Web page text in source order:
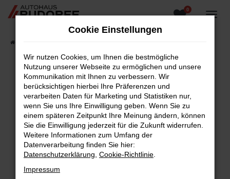
Zum
0
Fehler: Network Error
Beim Laden ist ein Fehler aufgetreten.
Hier sind ein paar Tipps, die dir helfen können:
Überprüfe deine Firewall und deine
Internetverbindung.
Laden andere Webseiten, zum Beispiel deine
Suchmaschine?
Cookie Einstellungen
Wir nutzen Cookies, um Ihnen die bestmögliche
Nutzung unserer Webseite zu ermöglichen und unsere
Kommunikation mit Ihnen zu verbessern. Wir
berücksichtigen hierbei Ihre Präferenzen und
verarbeiten Daten für Marketing und Statistiken nur,
wenn Sie uns Ihre Einwilligung geben. Wenn Sie zu
einem späteren Zeitpunkt Ihre Meinung ändern, können
Sie die Einwilligung jederzeit für die Zukunft widerrufen.
Weitere Informationen zum Umfang der
Datenverarbeitung finden Sie hier:
Datenschutzerklärung Cookie-Richtlinie
Impressum